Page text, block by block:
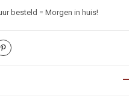
besteld = Morgen in huis!